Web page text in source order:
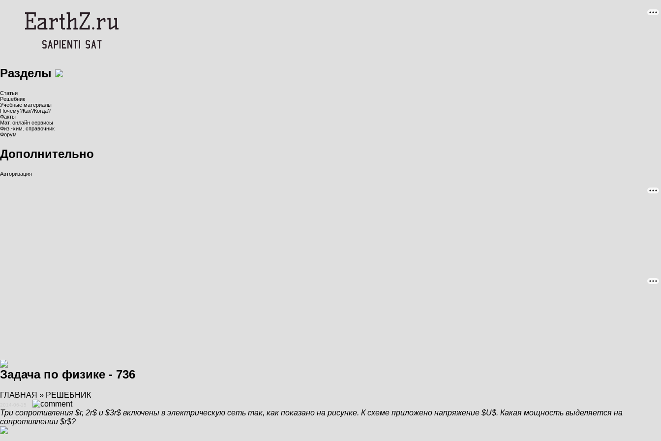
Разделы
Статьи
Решебник
Учебные материалы
Почему?Как?Когда?
Факты
Мат. онлайн сервисы
Физ.-хим. справочник
Форум
Дополнительно
Авторизация
Задача по физике - 736
ГЛАВНАЯ » РЕШЕБНИК
Три сопротивления $r, 2r$ и $3r$ включены в электрическую сеть так, как показано на рисунке. К схеме приложено напряжение $U$. Какая мощность выделяется на
сопротивлении $r$?